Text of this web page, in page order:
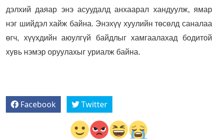
дэлхий даяар энэ асуудалд анхаарал хандуулж, ямар
нэг шийдэл хайж байна. Энэхүү хуулийн төсөлд саналаа
өгч, хүүхдийн аюулгүй байдлыг хамгаалахад бодитой
хувь нэмэр оруулахыг уриалж байна.
Facebook Twitter